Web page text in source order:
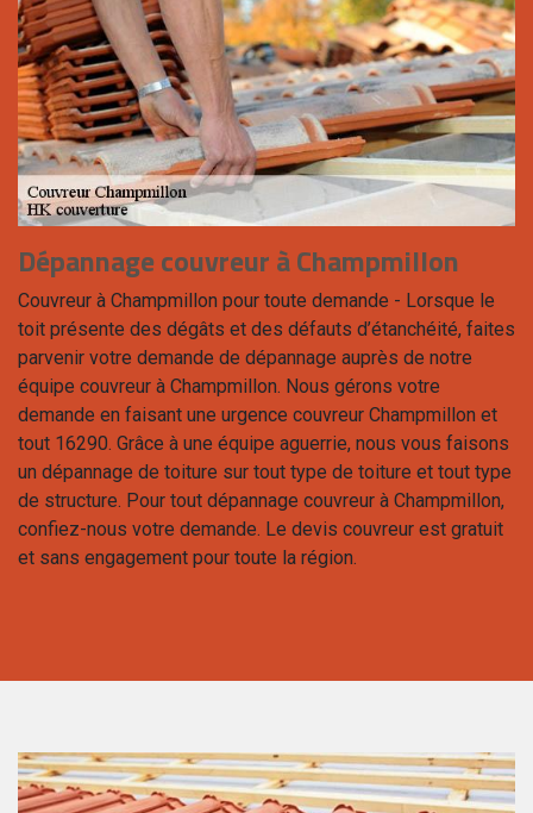
Dépannage couvreur à Champmillon
Couvreur à Champmillon pour toute demande - Lorsque le
toit présente des dégâts et des défauts d’étanchéité, faites
parvenir votre demande de dépannage auprès de notre
équipe couvreur à Champmillon. Nous gérons votre
demande en faisant une urgence couvreur Champmillon et
tout 16290. Grâce à une équipe aguerrie, nous vous faisons
un dépannage de toiture sur tout type de toiture et tout type
de structure. Pour tout dépannage couvreur à Champmillon,
confiez-nous votre demande. Le devis couvreur est gratuit
et sans engagement pour toute la région.